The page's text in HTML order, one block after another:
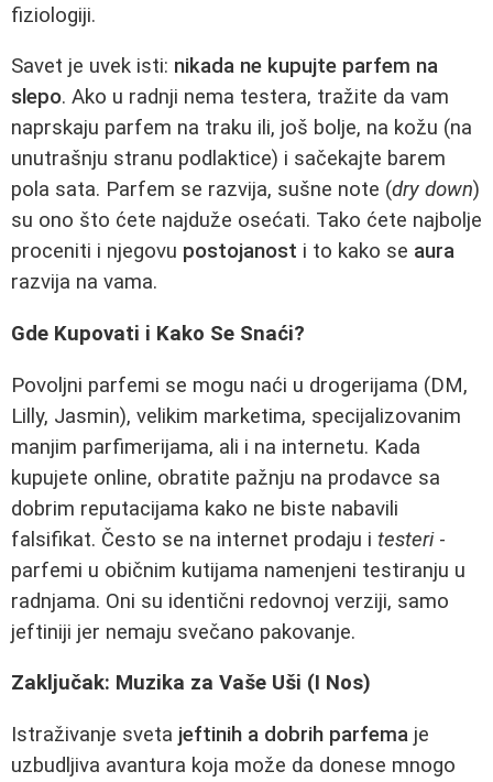
fiziologiji.
Savet je uvek isti: nikada ne kupujte parfem na
slepo. Ako u radnji nema testera, tražite da vam
naprskaju parfem na traku ili, još bolje, na kožu (na
unutrašnju stranu podlaktice) i sačekajte barem
pola sata. Parfem se razvija, sušne note (dry down)
su ono što ćete najduže osećati. Tako ćete najbolje
proceniti i njegovu postojanost i to kako se aura
razvija na vama.
Gde Kupovati i Kako Se Snaći?
Povoljni parfemi se mogu naći u drogerijama (DM,
Lilly, Jasmin), velikim marketima, specijalizovanim
manjim parfimerijama, ali i na internetu. Kada
kupujete online, obratite pažnju na prodavce sa
dobrim reputacijama kako ne biste nabavili
falsifikat. Često se na internet prodaju i testeri-
parfemi u običnim kutijama namenjeni testiranju u
radnjama. Oni su identični redovnoj verziji, samo
jeftiniji jer nemaju svečano pakovanje.
Zaključak: Muzika za Vaše Uši (I Nos)
Istraživanje sveta jeftinih a dobrih parfema je
uzbudljiva avantura koja može da donese mnogo